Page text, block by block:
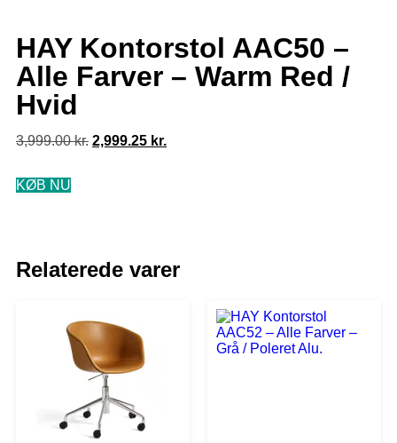
HAY Kontorstol AAC50 –
Alle Farver – Warm Red /
Hvid
3,999.00kr. 2,999.25 kr.
KØB NU
Relaterede varer